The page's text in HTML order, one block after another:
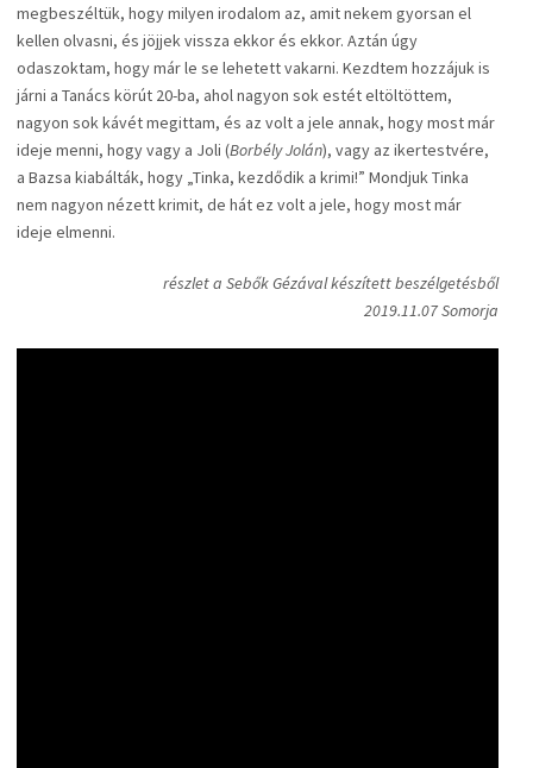
megbeszéltük, hogy milyen irodalom az, amit nekem gyorsan el
kellen olvasni, és jöjjek vissza ekkor és ekkor. Aztán úgy
odaszoktam, hogy már le se lehetett vakarni. Kezdtem hozzájuk is
járni a Tanács körút 20-ba, ahol nagyon sok estét eltöltöttem,
nagyon sok kávét megittam, és az volt a jele annak, hogy most már
ideje menni, hogy vagy a Joli (Borbély Jolán), vagy az ikertestvére,
a Bazsa kiabálták, hogy „Tinka, kezdődik a krimi!” Mondjuk Tinka
nem nagyon nézett krimit, de hát ez volt a jele, hogy most már
ideje elmenni.
részlet a Sebők Gézával készített beszélgetésből
2019.11.07 Somorja